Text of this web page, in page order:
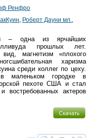
Ренфро
Роберт Дауни мл.
– одна из ярчайших
прошлых лет.
вид, магнетизм «плохого
харизма
среди коллег по цеху.
маленьком городке в
пехоте США и стал
востребованных актеров
Скачать